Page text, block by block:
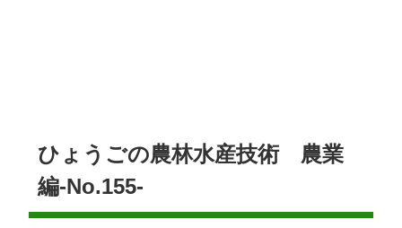
ひょうごの農林水産技術 農業
編-No.155-